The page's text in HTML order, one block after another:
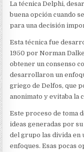
La técnica Delphi,
buena opción cuando
para una decisión
Esta técnica fue
1950 por Norman
obtener un consenso
desarrollaron un
griego de Delfos, que
anonimato y evitaba la
Este proceso de toma
ideas generadas por
del grupo las divida en
enfoques. Esas pocas